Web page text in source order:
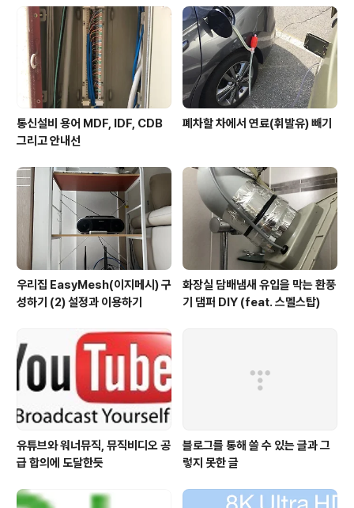
통신설비 용어 MDF, IDF, CDB
그리고 안내선
폐차할 차에서 연료(휘발유) 빼기
우리집 EasyMesh(이지메시) 구
성하기 (2) 설정과 이용하기
화장실 담배냄새 유입을 막는 환풍
기 댐퍼 DIY (feat. 스멜스탑)
유튜브와 워너뮤직, 뮤직비디오 공
급 합의에 도달한듯
블로그를 통해 쓸 수 있는 글과 그
렇지 못한 글